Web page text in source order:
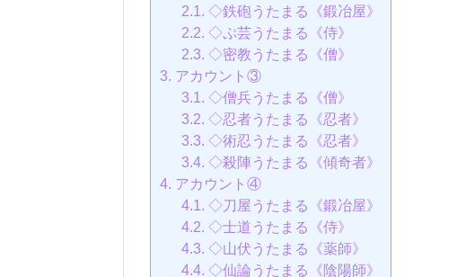
2.1. ◇鉄砲うたまる《鍛冶屋》
2.2. ◇ぷ芸うたまる《侍》
2.3. ◇密教うたまる《僧》
3. アカウント③
3.1. ◇僧兵うたまる《僧》
3.2. ◇忍者うたまる《忍者》
3.3. ◇術忍うたまる《忍者》
3.4. ◇殺陣うたまる《傾奇者》
4. アカウント④
4.1. ◇刀屋うたまる《鍛冶屋》
4.2. ◇士道うたまる《侍》
4.3. ◇山伏うたまる《薬師》
4.4. ◇仙論うたまる《陰陽師》